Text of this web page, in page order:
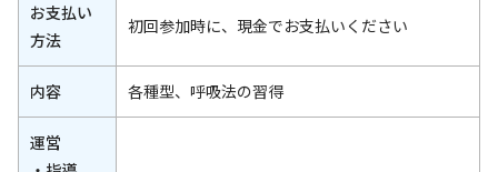
お支払い
方法
初回参加時に、現金でお支払いください
内容 各種型、呼吸法の習得
運営